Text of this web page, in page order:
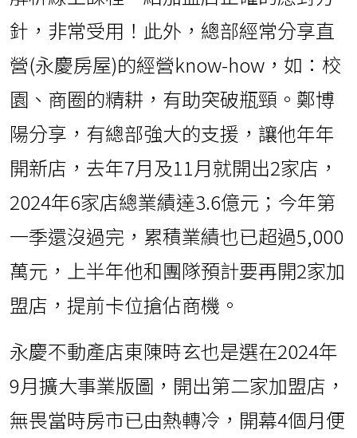
針，非常受用！此外，總部經常分享直
營(永慶房屋)的經營know-how，如：校
園、商圈的精耕，有助突破瓶頸。鄭博
陽分享，有總部強大的支援，讓他年年
開新店，去年7月及11月就開出2家店，
2024年6家店總業績達3.6億元；今年第
一季還沒過完，累積業績也已超過5,000
萬元，上半年他和團隊預計要再開2家加
盟店，提前卡位搶佔商機。
永慶不動產店東陳時玄也是選在2024年
9月擴大事業版圖，開出第二家加盟店，
無畏當時房市已由熱轉冷，開幕4個月便